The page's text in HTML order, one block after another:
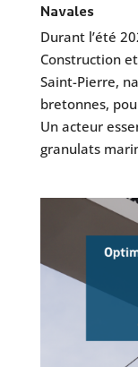
Navales
Durant l’été
Construction
Saint-Pierre,
bretonnes,
Un acteur
granulats